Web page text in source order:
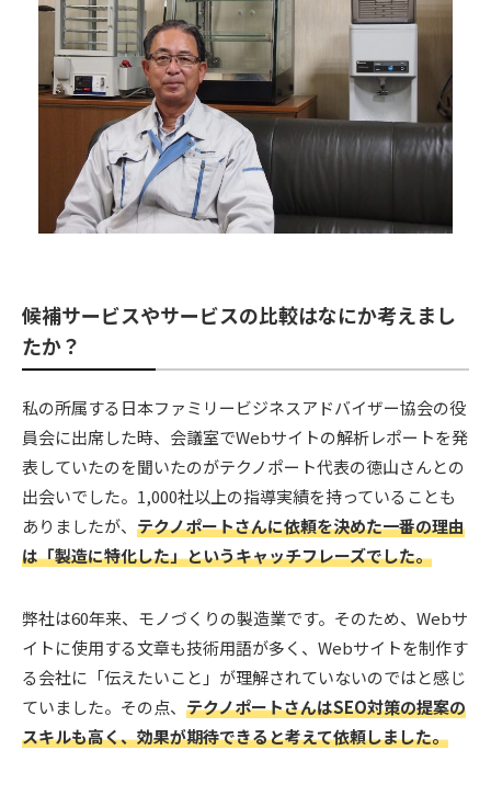
候補サービスやサービスの比較はなにか考えまし
たか？
私の所属する日本ファミリービジネスアドバイザー協会の役
員会に出席した時、会議室でWebサイトの解析レポートを発
表していたのを聞いたのがテクノポート代表の徳山さんとの
出会いでした。1,000社以上の指導実績を持っていることも
ありましたが、 テクノポートさんに依頼を決めた一番の理由
は「製造に特化した」というキャッチフレーズでした。
弊社は60年来、モノづくりの製造業です。そのため、Webサ
イトに使用する文章も技術用語が多く、Webサイトを制作す
る会社に「伝えたいこと」が理解されていないのではと感じ
ていました。その点、 テクノポートさんはSEO対策の提案の
スキルも高く、効果が期待できると考えて依頼しました。